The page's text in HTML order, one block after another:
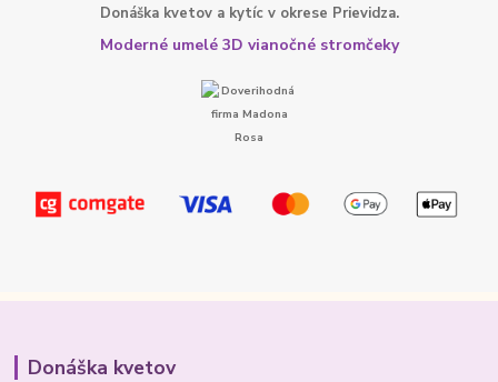
Donáška kvetov a kytíc v okrese Prievidza.
Moderné umelé 3D vianočné stromčeky
Donáška kvetov